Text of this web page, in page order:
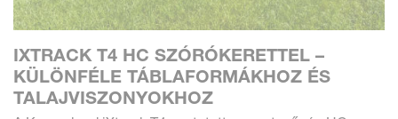
IXTRACK T4 HC SZÓRÓKERETTEL –
KÜLÖNFÉLE TÁBLAFORMÁKHOZ ÉS
TALAJVISZONYOKHOZ